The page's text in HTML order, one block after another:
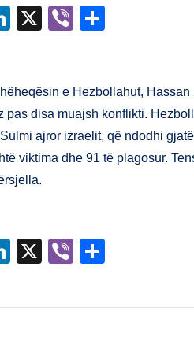
Li
e
dI
n
X
Vi
e
e Hezbollahut,
pas disa muajsh konflikti.
ajror izraelit, që ndodhi
viktima dhe 91 të plagosur.
Li
k
X
Vi
er ar